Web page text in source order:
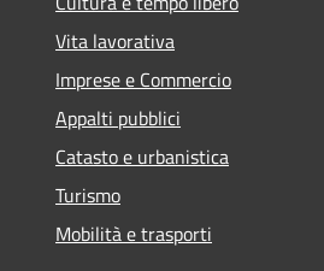
Vita lavorativa
Imprese e Commercio
Appalti pubblici
Catasto e urbanistica
Turismo
Mobilità e trasporti